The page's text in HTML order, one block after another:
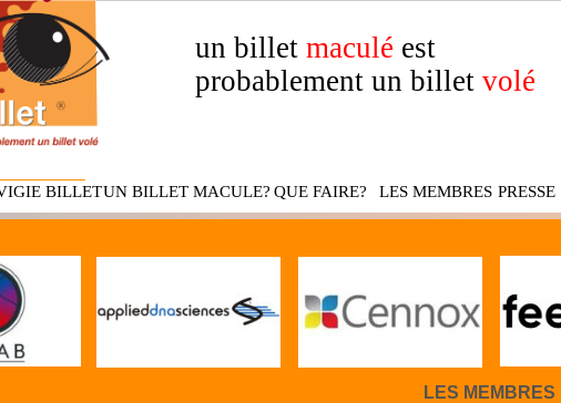
un billet maculé est
probablement un billet volé
LES MEMBRES
BILLETUN BILLET MACULE? QUE FAIRE? LES MEMBRES PRESSE